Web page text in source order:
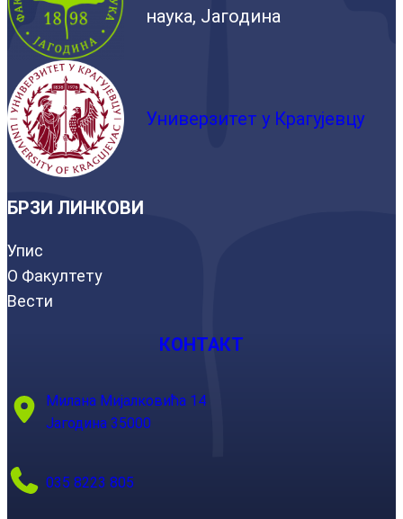
наука, Јагодина
Универзитет у Крагујевцу
БРЗИ ЛИНКОВИ
Упис
О Факултету
Вести
КОНТАКТ
Милана Мијалковића 14
Јагодина 35000
035 8223 805